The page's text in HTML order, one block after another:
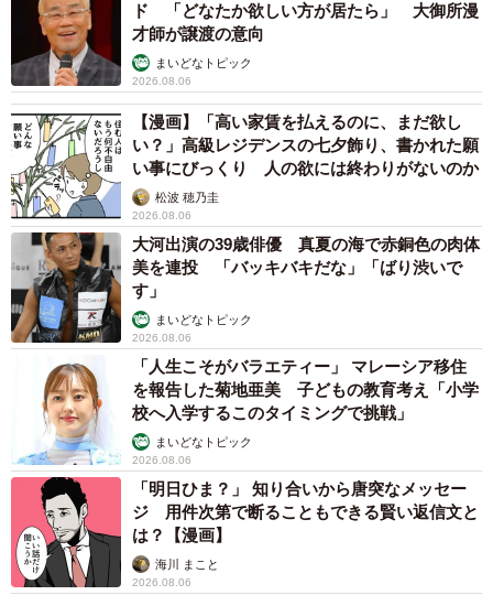
ド 「どなたか欲しい方が居たら」 大御所漫
才師が譲渡の意向
まいどなトピック
2026.08.06
【漫画】「高い家賃を払えるのに、まだ欲し
い？」高級レジデンスの七夕飾り、書かれた願
い事にびっくり 人の欲には終わりがないのか
松波 穂乃圭
2026.08.06
大河出演の39歳俳優 真夏の海で赤銅色の肉体
美を連投 「バッキバキだな」「ばり渋いで
す」
まいどなトピック
2026.08.06
「人生こそがバラエティー」 マレーシア移住
を報告した菊地亜美 子どもの教育考え「小学
校へ入学するこのタイミングで挑戦」
まいどなトピック
2026.08.06
「明日ひま？」 知り合いから唐突なメッセー
ジ 用件次第で断ることもできる賢い返信文と
は？【漫画】
海川 まこと
2026.08.06